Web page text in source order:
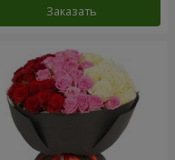
Заказать